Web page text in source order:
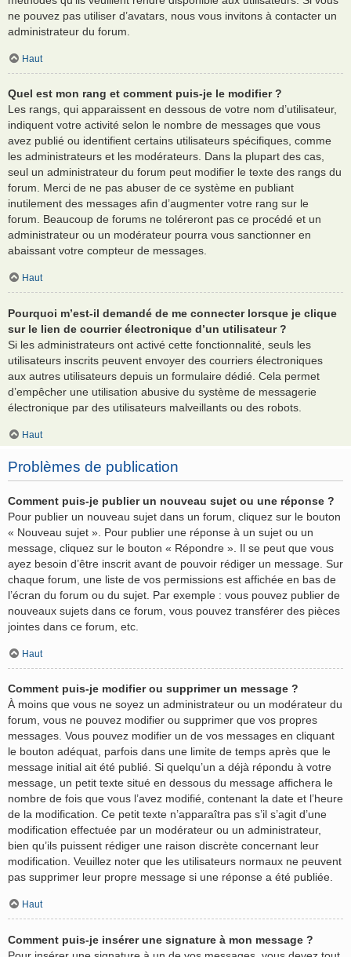
ne pouvez pas utiliser d’avatars, nous vous invitons à contacter un
administrateur du forum.
Haut
Quel est mon rang et comment puis-je le modifier ?
Les rangs, qui apparaissent en dessous de votre nom d’utilisateur,
indiquent votre activité selon le nombre de messages que vous
avez publié ou identifient certains utilisateurs spécifiques, comme
les administrateurs et les modérateurs. Dans la plupart des cas,
seul un administrateur du forum peut modifier le texte des rangs du
forum. Merci de ne pas abuser de ce système en publiant
inutilement des messages afin d’augmenter votre rang sur le
forum. Beaucoup de forums ne toléreront pas ce procédé et un
administrateur ou un modérateur pourra vous sanctionner en
abaissant votre compteur de messages.
Haut
Pourquoi m’est-il demandé de me connecter lorsque je clique
sur le lien de courrier électronique d’un utilisateur ?
Si les administrateurs ont activé cette fonctionnalité, seuls les
utilisateurs inscrits peuvent envoyer des courriers électroniques
aux autres utilisateurs depuis un formulaire dédié. Cela permet
d’empêcher une utilisation abusive du système de messagerie
électronique par des utilisateurs malveillants ou des robots.
Haut
Problèmes de publication
Comment puis-je publier un nouveau sujet ou une réponse ?
Pour publier un nouveau sujet dans un forum, cliquez sur le bouton
« Nouveau sujet ». Pour publier une réponse à un sujet ou un
message, cliquez sur le bouton « Répondre ». Il se peut que vous
ayez besoin d’être inscrit avant de pouvoir rédiger un message. Sur
chaque forum, une liste de vos permissions est affichée en bas de
l’écran du forum ou du sujet. Par exemple : vous pouvez publier de
nouveaux sujets dans ce forum, vous pouvez transférer des pièces
jointes dans ce forum, etc.
Haut
Comment puis-je modifier ou supprimer un message ?
À moins que vous ne soyez un administrateur ou un modérateur du
forum, vous ne pouvez modifier ou supprimer que vos propres
messages. Vous pouvez modifier un de vos messages en cliquant
le bouton adéquat, parfois dans une limite de temps après que le
message initial ait été publié. Si quelqu’un a déjà répondu à votre
message, un petit texte situé en dessous du message affichera le
nombre de fois que vous l’avez modifié, contenant la date et l’heure
de la modification. Ce petit texte n’apparaîtra pas s’il s’agit d’une
modification effectuée par un modérateur ou un administrateur,
bien qu’ils puissent rédiger une raison discrète concernant leur
modification. Veuillez noter que les utilisateurs normaux ne peuvent
pas supprimer leur propre message si une réponse a été publiée.
Haut
Comment puis-je insérer une signature à mon message ?